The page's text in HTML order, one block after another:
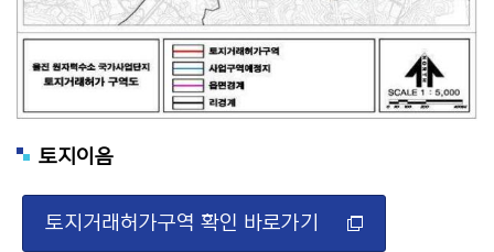
토지이음
토지거래허가구역 확인 바로가기